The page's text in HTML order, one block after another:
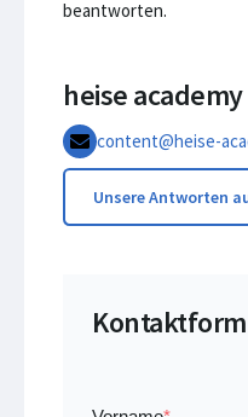
beantworten.
heise
content@heise-
Unsere Antworten